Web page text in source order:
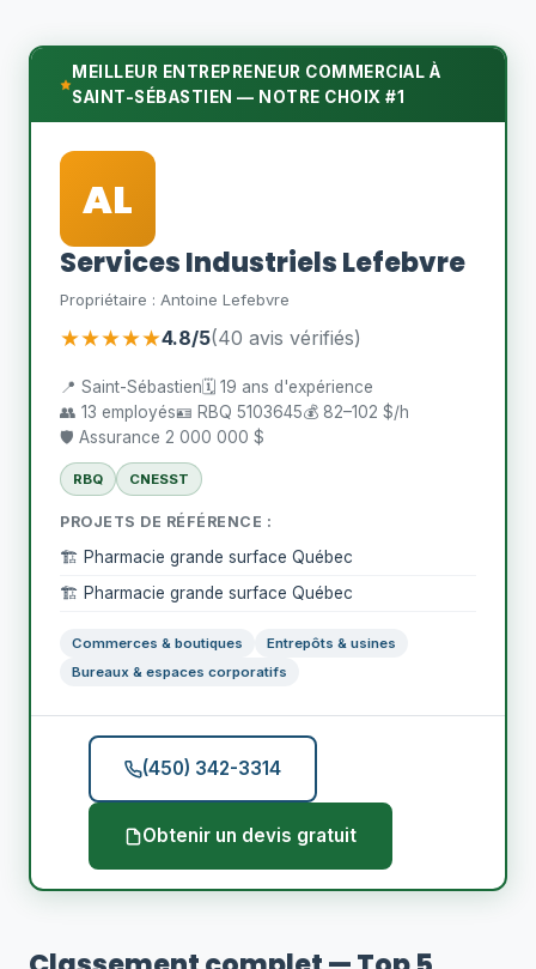
MEILLEUR ENTREPRENEUR COMMERCIAL À
SAINT-SÉBASTIEN — NOTRE CHOIX #1
AL
Services Industriels Lefebvre
Propriétaire : Antoine Lefebvre
★★★★★4.8/5(40 avis vérifiés)
📍 Saint-Sébastien🗓️ 19 ans d'expérience
👥 13 employés🪪 RBQ 5103645💰 82–102 $/h
🛡️ Assurance 2 000 000 $
RBQ CNESST
PROJETS DE RÉFÉRENCE :
🏗️ Pharmacie grande surface Québec
🏗️ Pharmacie grande surface Québec
Commerces & boutiques
Entrepôts & usines
Bureaux & espaces corporatifs
(450) 342-3314
Obtenir un devis gratuit